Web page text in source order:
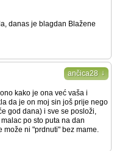
danas je blagdan Blažene
ančica28 ↓
kako je ona već vaša i
da je on moj sin još prije nego
god dana) i sve se posloži,
po sto puta na dan
može ni "prdnuti" bez mame.